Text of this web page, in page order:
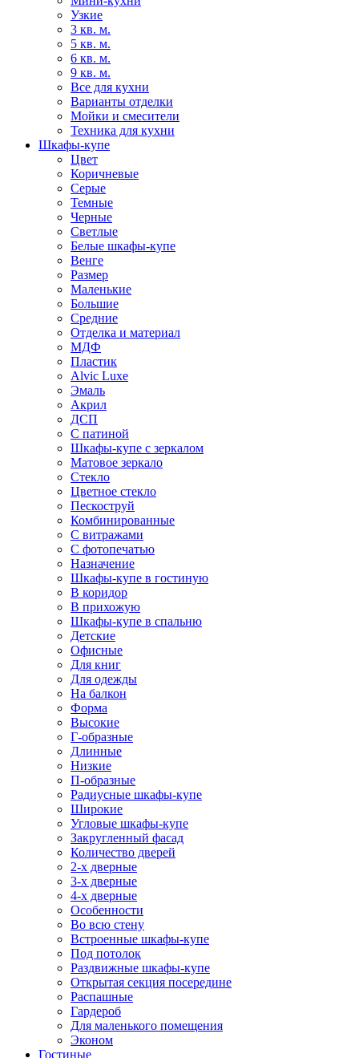
Узкие
3 кв. м.
5 кв. м.
6 кв. м.
9 кв. м.
Все для кухни
Варианты отделки
Мойки и смесители
Техника для кухни
Шкафы-купе
Цвет
Коричневые
Серые
Темные
Черные
Светлые
Белые шкафы-купе
Венге
Размер
Маленькие
Большие
Средние
Отделка и материал
МДФ
Пластик
Alvic Luxe
Эмаль
Акрил
ДСП
С патиной
Шкафы-купе с зеркалом
Матовое зеркало
Стекло
Цветное стекло
Пескоструй
Комбинированные
С витражами
С фотопечатью
Назначение
Шкафы-купе в гостиную
В коридор
В прихожую
Шкафы-купе в спальню
Детские
Офисные
Для книг
Для одежды
На балкон
Форма
Высокие
Г-образные
Длинные
Низкие
П-образные
Радиусные шкафы-купе
Широкие
Угловые шкафы-купе
Закругленный фасад
Количество дверей
2-х дверные
3-х дверные
4-х дверные
Особенности
Во всю стену
Встроенные шкафы-купе
Под потолок
Раздвижные шкафы-купе
Открытая секция посередине
Распашные
Гардероб
Для маленького помещения
Эконом
Гостиные